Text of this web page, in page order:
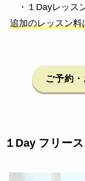
・１Dayレッス
追加のレッスン
ご予約
１Day フリー